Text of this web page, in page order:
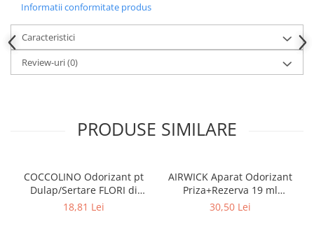
Informatii conformitate produs
Caracteristici
Review-uri(0)
PRODUSE SIMILARE
COCCOLINO Odorizant pt
Dulap/Sertare FLORI di
PRIMAVERA 3 buc
18,81 Lei
AIRWICK Aparat Odorizant
Priza+Rezerva 19 ml
Sparkling Rose & Raspberry
30,50 Lei